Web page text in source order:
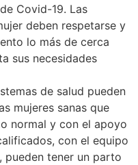
Covid-19. Las
deben respetarse y
lo más de cerca
sus necesidades
de salud pueden
mujeres sanas que
normal y con el apoyo
con el equipo
pueden tener un parto